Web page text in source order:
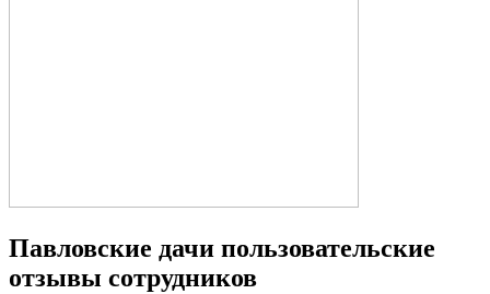
Павловские дачи пользовательские
отзывы сотрудников